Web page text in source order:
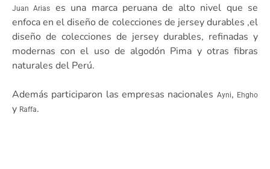
Juan Arias
es una marca peruana de alto nivel que se
enfoca en el diseño de colecciones de jersey durables ,el
diseño de colecciones de jersey durables, refinadas y
modernas con el uso de algodón Pima y otras fibras
naturales del Perú.
Además participaron las empresas nacionales Ayni, Ehgho
y Raffa.